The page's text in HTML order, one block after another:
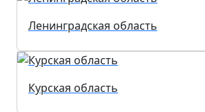
Ленинградская область
Курская область